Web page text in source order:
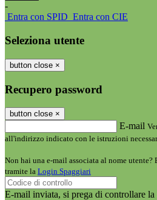
-
Entra con SPID Entra con CIE
Seleziona utente
button close ×
Recupero password
button close ×
E-mail
all'indirizzo indicato con le istruzioni
Non hai una e-mail associata al nome utente?
tramite la Login Spaggiari
E-mail inviata, si prega di controllare la